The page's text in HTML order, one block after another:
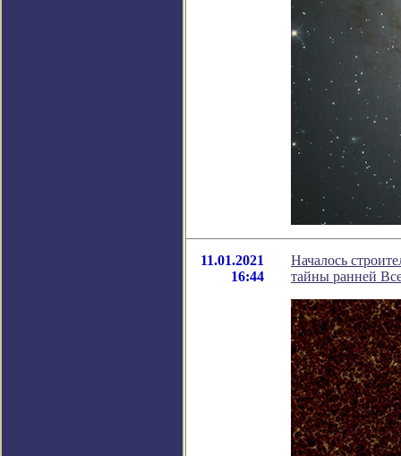
11.01.2021
16:44
Началось
тайны ранней